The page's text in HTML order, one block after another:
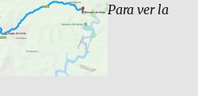
Para ver la